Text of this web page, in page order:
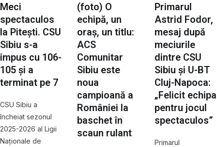
Meci
spectaculos
la Pitești. CSU
Sibiu s-a
impus cu 106-
105 și a
terminat pe 7
CSU Sibiu a
încheiat sezonul
2025-2026 al Ligii
Naționale de
(foto) O
echipă, un
oraș, un titlu:
ACS
Comunitar
Sibiu este
noua
campioană a
României la
baschet în
scaun rulant
Primarul
Astrid Fodor,
mesaj după
meciurile
dintre CSU
Sibiu și U-BT
Cluj-Napoca:
„Felicit echipa
pentru jocul
spectaculos”
Primarul